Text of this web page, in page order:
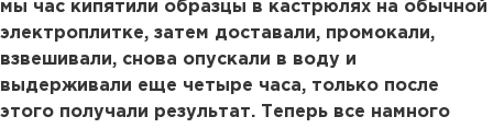
мы час кипятили образцы в кастрюлях на обычной
электроплитке, затем доставали, промокали,
взвешивали, снова опускали в воду и
выдерживали еще четыре часа, только после
этого получали результат. Теперь все намного